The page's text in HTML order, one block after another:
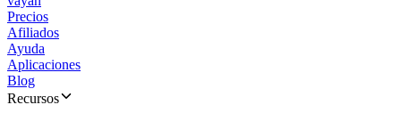
Precios
Afiliados
Ayuda
Aplicaciones
Blog
Recursos